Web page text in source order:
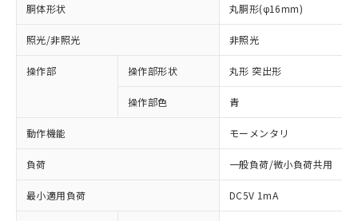
胴体形状 丸胴形(φ16mm)
照光/非照光 非照光
操作部 操作部形状 丸形 突出形
操作部色 青
動作機能 モーメンタリ
負荷 一般負荷/微小負荷共用
最小適用負荷 DC5V 1mA